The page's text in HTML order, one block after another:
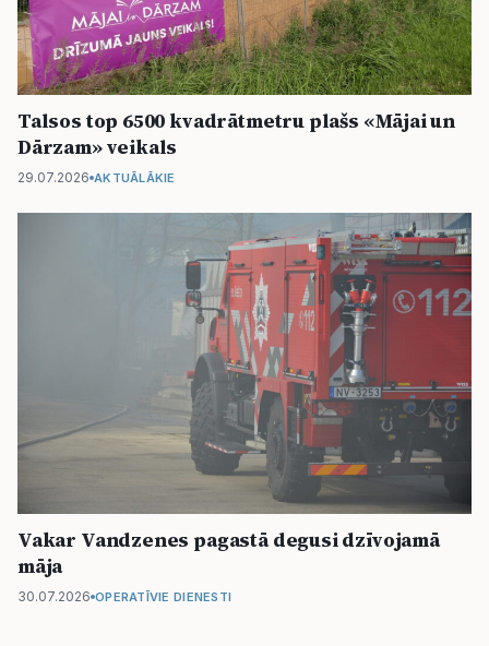
Talsos top 6500 kvadrātmetru plašs «Mājai un
Dārzam» veikals
29.07.2026 AKTUĀLĀKIE
Vakar Vandzenes pagastā degusi dzīvojamā
māja
30.07.2026 OPERATĪVIE DIENESTI